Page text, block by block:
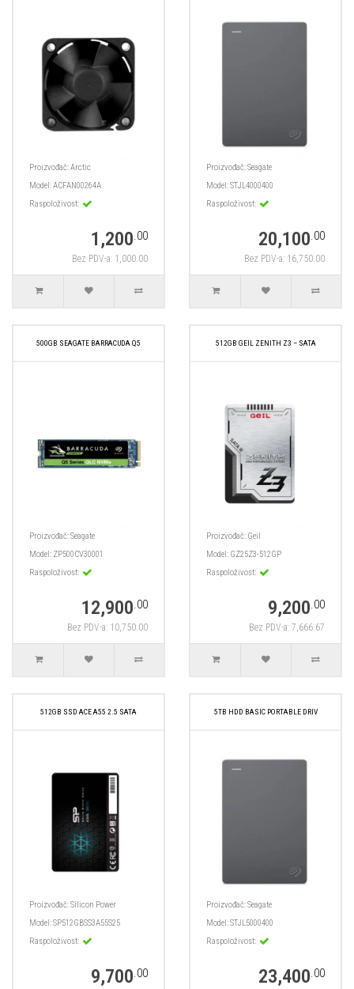
Proizvođač:Arctic
Model:ACFAN00264A
Raspoloživost:
1,200.00
Bez PDV-a: 1,000.00
Proizvođač:Seagate
Model:STJL4000400
Raspoloživost:
20,100.00
Bez PDV-a: 16,750.00
500GB SEAGATE BARRACUDA Q5
Proizvođač:Seagate
Model: ZP500CV30001
Raspoloživost:
12,900.00
Bez PDV-a: 10,750.00
512GB GEIL ZENITH Z3 – SATA
Proizvođač: Geil
Model: GZ25Z3-512GP
Raspoloživost:
9,200.00
Bez PDV-a: 7,666.67
512GB SSD ACE A55 2.5 SATA
Proizvođač:Silicon Power
Model:SP512GBSS3A55S25
Raspoloživost:
9,700.00
5TB HDD BASIC PORTABLE DRIV
Proizvođač:Seagate
Model:STJL5000400
Raspoloživost:
23,400.00